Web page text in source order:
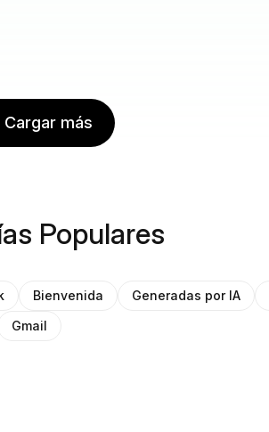
Cargar más
Populares
Bienvenida Generadas por IA
Gmail